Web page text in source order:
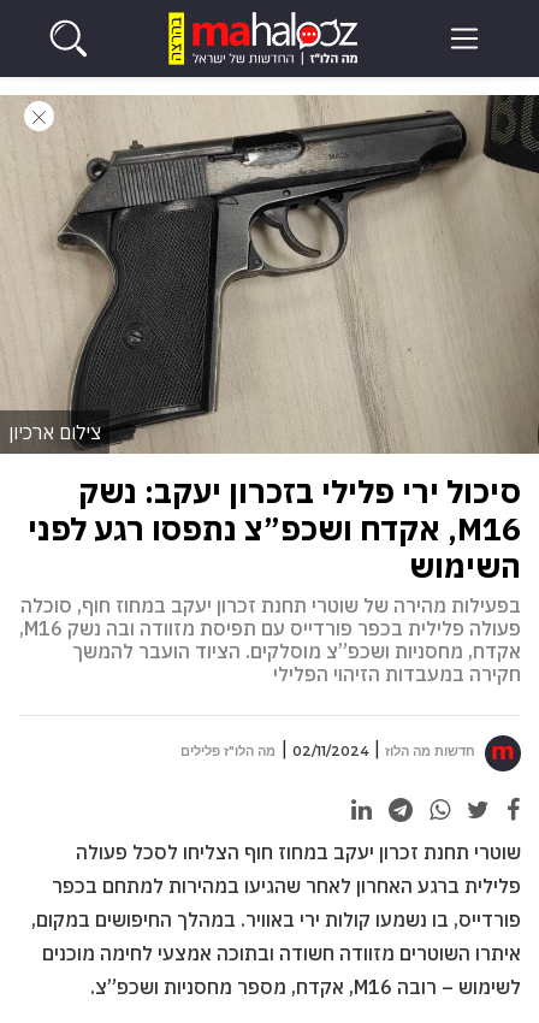
צילום ארכיון
סיכול ירי פלילי בזכרון יעקב: נשק
M16, אקדח ושכפ”צ נתפסו רגע לפני
השימוש
בפעילות מהירה של שוטרי תחנת זכרון יעקב במחוז חוף, סוכלה
פעולה פלילית בכפר פורדייס עם תפיסת מזוודה ובה נשק M16,
אקדח, מחסניות ושכפ”צ מוסלקים. הציוד הועבר להמשך
חקירה במעבדות הזיהוי הפלילי
חדשות מה הלוז 02/11/2024 מה הלו"ז פלילים
שוטרי תחנת זכרון יעקב במחוז חוף הצליחו לסכל פעולה
פלילית ברגע האחרון לאחר שהגיעו במהירות למתחם בכפר
פורדייס, בו נשמעו קולות ירי באוויר. במהלך החיפושים במקום,
איתרו השוטרים מזוודה חשודה ובתוכה אמצעי לחימה מוכנים
לשימוש – רובה M16, אקדח, מספר מחסניות ושכפ”צ.